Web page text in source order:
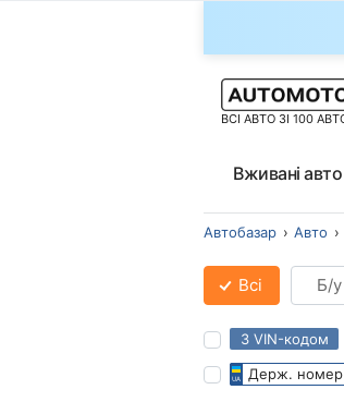
ВСІ АВТО ЗІ 100
Вживані авто
Автобазар Авто
Всі Б/у
З VIN-кодом
Держ. номер